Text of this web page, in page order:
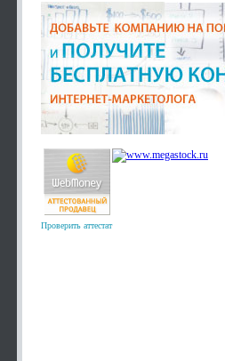
Проверить аттестат